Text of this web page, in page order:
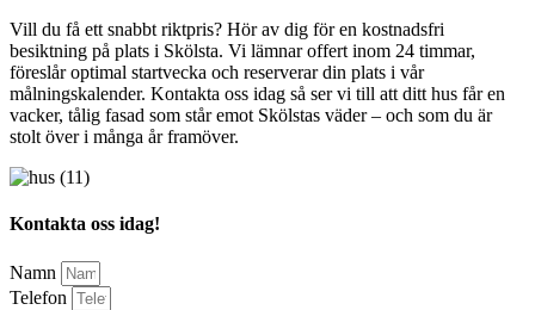
Vill du få ett snabbt riktpris? Hör av dig för en kostnadsfri
besiktning på plats i Skölsta. Vi lämnar offert inom 24 timmar,
föreslår optimal startvecka och reserverar din plats i vår
målningskalender. Kontakta oss idag så ser vi till att ditt hus får en
vacker, tålig fasad som står emot Skölstas väder – och som du är
stolt över i många år framöver.
Kontakta oss idag!
Namn
Telefon